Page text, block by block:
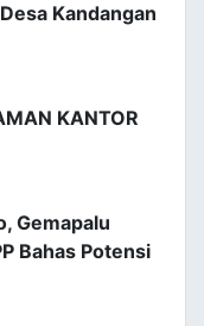
Kandangan
KANTOR
Gemapalu
Bahas Potensi